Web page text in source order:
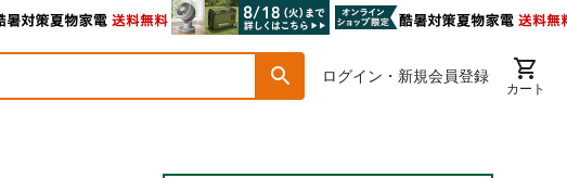
ログイン・新規会員登録
カート